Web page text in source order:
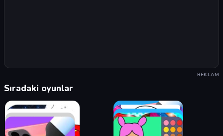
REKLAM
Sıradaki oyunlar